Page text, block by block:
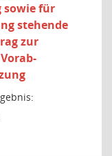
sowie für
stehende
zur